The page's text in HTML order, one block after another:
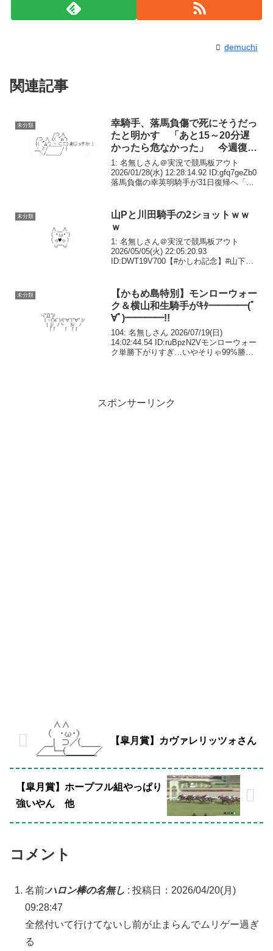
demuchi
関連記事
未分類
幸騎手、落馬負傷で死にそうだっ
たと明かす 「あと15～20分遅
かったら危なかった」 今週復帰
へ
1: 名無しさん＠実況で競馬板アウト
2026/01/28(水) 12:28:14.92 ID:gfq7geZb0
落馬負傷の幸英明騎手が31日復帰へ「死
馬。両側の肋...
未分類
山Pと川田騎手の2ショットｗｗ
ｗ
1: 名無しさん＠実況で競馬板アウト
2026/05/05(火) 22:05:20.93
ID:DWT19V700【#かしわ記念】#山下智
#keiba #競馬 #ウィル...
未分類
【かもめ島特別】モンローウォー
ク＆横山和生騎手がｷﾀ━━━━(ﾟ
∀ﾟ)━━━━!!
104: 名無しさん 2026/07/19(日)
14:02:44.54 ID:ruBpzN2Vモンローウォー
ク単勝下がりすぎ…いやそりゃ99%勝つ
スポンサーリンク
【皐月賞】カヴァレリッツォさん
【皐月賞】ホープフル組やっぱり
強いやん 他
コメント
名前:ハロン棒の名無し : 投稿日：2026/04/20(月)
09:28:47
全然付いて行けてないし前が止まらんでムリゲー過ぎ
る